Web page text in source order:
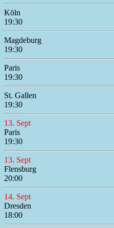
Köln
19:30
Magdeburg
19:30
Paris
19:30
St. Gallen
19:30
13. Sept
Paris
19:30
13. Sept
Flensburg
20:00
14. Sept
Dresden
18:00